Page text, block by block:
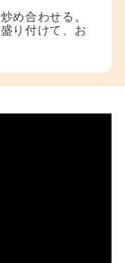
め合わせる。
り付けて、お